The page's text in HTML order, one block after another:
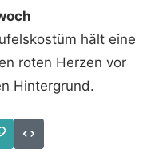
hält eine
roten Herzen vor
Hintergrund.
Code